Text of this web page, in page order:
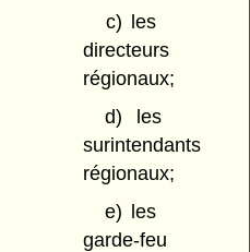
c)
les
directeurs
régionaux;
d)
les
surintendants
régionaux;
e) les
garde-feu